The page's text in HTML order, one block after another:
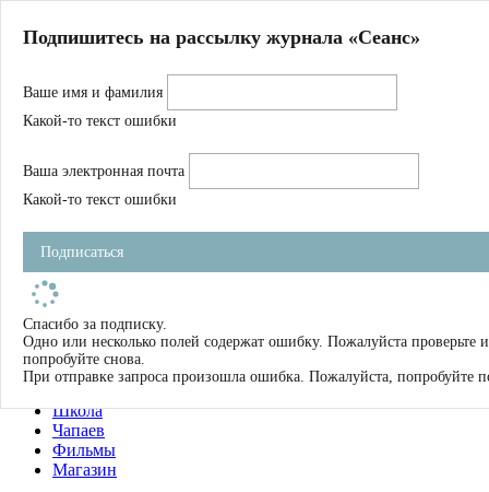
Магазин
Журнал
Школа
Устав
Фильмы
Имена
Тэги
О нас
Журнал
Книги
Школа
Чапаев
Фильмы
Магазин
Подпишитесь на рассылку журнала «Сеанс»
Ваше имя и фамилия
Какой-то текст ошибки
Ваша электронная почта
Какой-то текст ошибки
Подписаться
Спасибо за подписку.
Одно или несколько полей содержат ошибку. Пожалуйста проверьте и
попробуйте снова.
При отправке запроса произошла ошибка. Пожалуйста, попробуйте